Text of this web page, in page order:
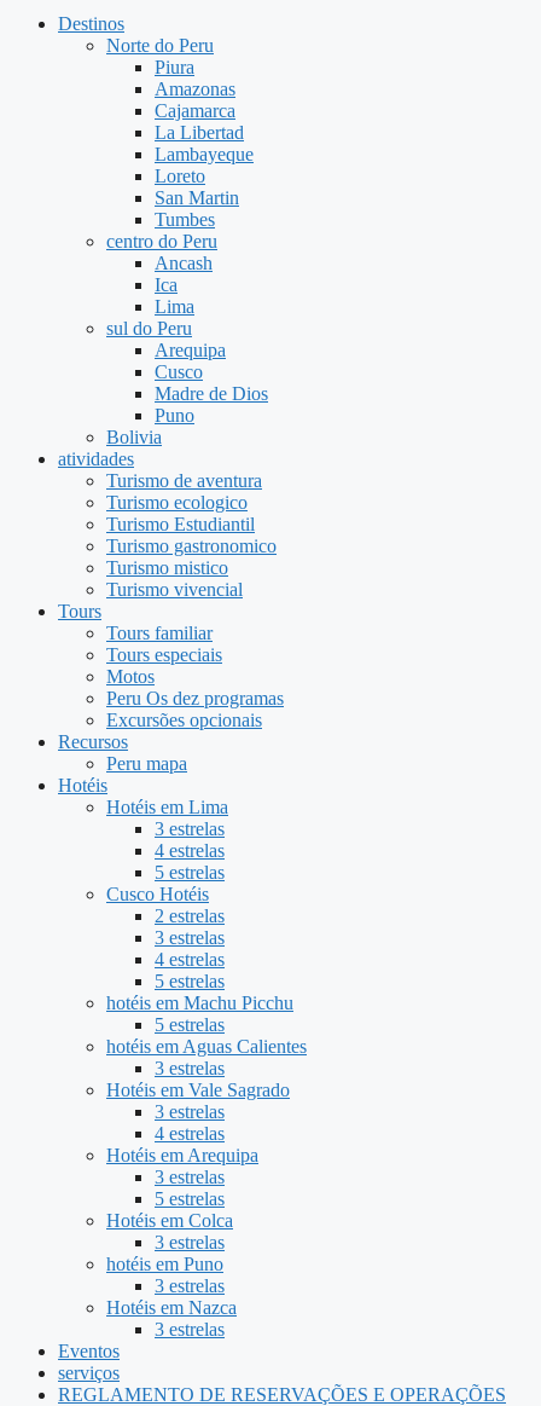
Destinos
Norte do Peru
Piura
Amazonas
Cajamarca
La Libertad
Lambayeque
Loreto
San Martin
Tumbes
centro do Peru
Ancash
Ica
Lima
sul do Peru
Arequipa
Cusco
Madre de Dios
Puno
Bolivia
atividades
Turismo de aventura
Turismo ecologico
Turismo Estudiantil
Turismo gastronomico
Turismo mistico
Turismo vivencial
Tours
Tours familiar
Tours especiais
Motos
Peru Os dez programas
Excursões opcionais
Recursos
Peru mapa
Hotéis
Hotéis em Lima
3 estrelas
4 estrelas
5 estrelas
Cusco Hotéis
2 estrelas
3 estrelas
4 estrelas
5 estrelas
hotéis em Machu Picchu
5 estrelas
hotéis em Aguas Calientes
3 estrelas
Hotéis em Vale Sagrado
3 estrelas
4 estrelas
Hotéis em Arequipa
3 estrelas
5 estrelas
Hotéis em Colca
3 estrelas
hotéis em Puno
3 estrelas
Hotéis em Nazca
3 estrelas
Eventos
serviços
REGLAMENTO DE RESERVAÇÕES E OPERAÇÕES